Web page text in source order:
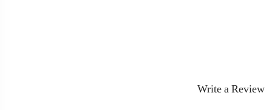
Write a Review